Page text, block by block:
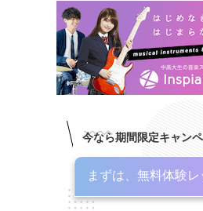
今なら期間限定キャン
まずは、無料体験レ